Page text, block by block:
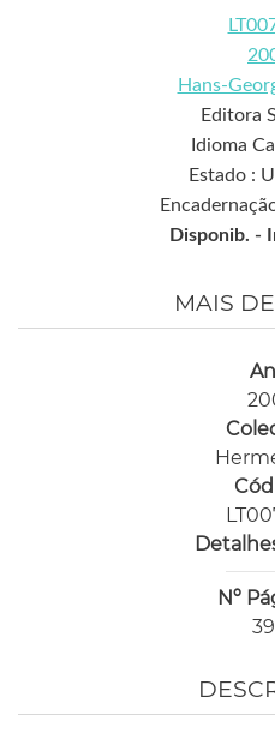
Hans-
Editora
Idioma
Estado :
Disponib. -
MAIS
Nº